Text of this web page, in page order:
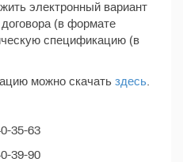
электронный вариант
(в формате
спецификацию (в
можно скачать здесь
35-63
39-90